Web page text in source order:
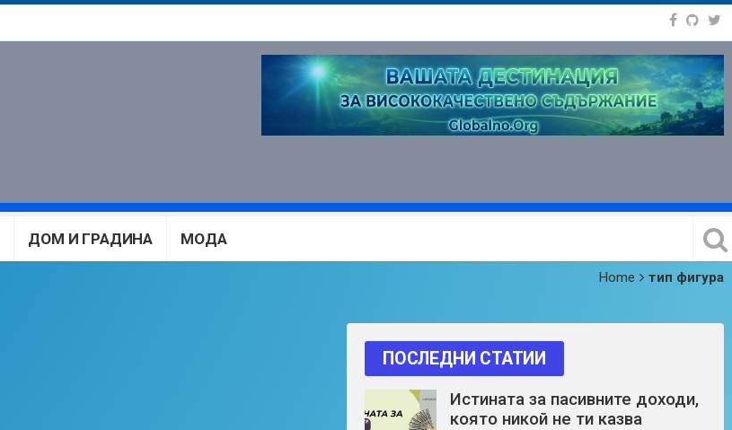
ДОМ И ГРАДИНА МОДА
Home тип фигура
ПОСЛЕДНИ СТАТИИ
Истината за пасивните доходи,
която никой не ти казва